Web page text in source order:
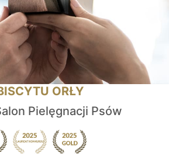
ORŁY
Pielęgnacji Psów